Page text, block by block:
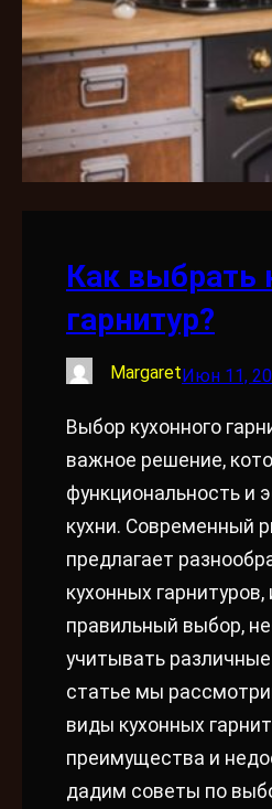
Как выбрать
гарнитур?
MargaretИюн 11,
Выбор кухонного
важное решение,
функциональность и
кухни. Современный
предлагает
кухонных
правильный выбор,
учитывать
статье мы
виды кухонных
преимущества и
дадим советы по